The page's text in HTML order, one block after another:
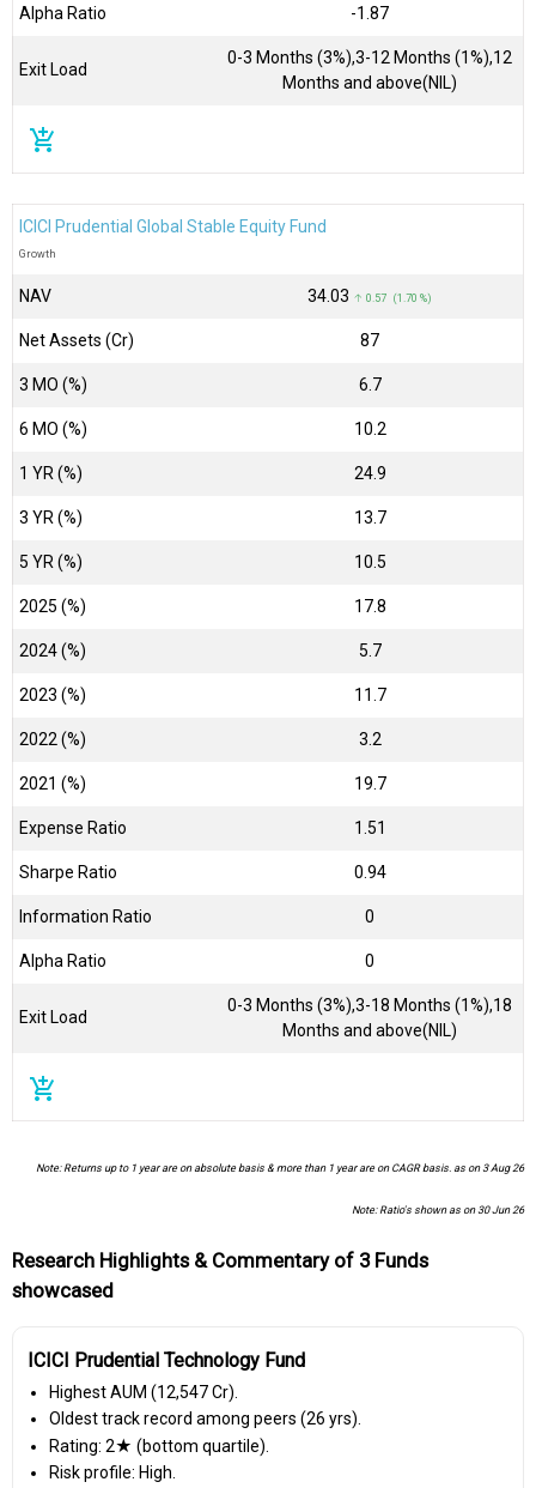
Alpha Ratio -1.87
Exit Load
0-3 Months (3%),3-12 Months (1%),12
Months and above(NIL)
add_shopping_cart
ICICI Prudential Global Stable Equity Fund
Growth
NAV ₹34.03 ↑ 0.57 (1.70 %)
Net Assets (Cr) ₹87
3 MO (%) 6.7
6 MO (%) 10.2
1 YR (%) 24.9
3 YR (%) 13.7
5 YR (%) 10.5
2025 (%) 17.8
2024 (%) 5.7
2023 (%) 11.7
2022 (%) 3.2
2021 (%) 19.7
Expense Ratio 1.51
Sharpe Ratio 0.94
Information Ratio 0
Alpha Ratio 0
Exit Load
0-3 Months (3%),3-18 Months (1%),18
Months and above(NIL)
add_shopping_cart
Note: Returns up to 1 year are on absolute basis & more than 1 year are on CAGR basis. as on 3 Aug 26
Note: Ratio's shown as on 30 Jun 26
Research Highlights & Commentary of 3 Funds
showcased
ICICI Prudential Technology Fund
Highest AUM (₹12,547 Cr).
Oldest track record among peers (26 yrs).
Rating: 2★ (bottom quartile).
Risk profile: High.